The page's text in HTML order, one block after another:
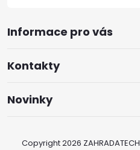
Informace pro vás
Kontakty
Novinky
Copyright 2026 ZAHRADATECH